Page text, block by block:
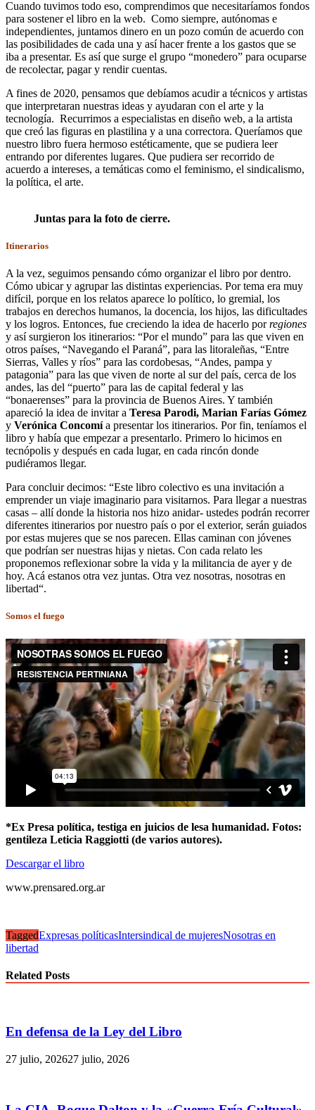
Cuando tuvimos todo eso, comprendimos que necesitaríamos fondos
para sostener el libro en la web. Como siempre, autónomas e
independientes, juntamos dinero en un pozo común de acuerdo con
las posibilidades de cada una y así hacer frente a los gastos que se
iba a presentar. Es así que surge el grupo “monedero” para ocuparse
de recolectar, pagar y rendir cuentas.
A fines de 2020, pensamos que debíamos acudir a técnicos y artistas
que interpretaran nuestras ideas y ayudaran con el arte y la
tecnología. Recurrimos a especialistas en diseño web, a la artista
que creó las figuras en plastilina y a una correctora. Queríamos que
nuestro libro fuera hermoso estéticamente, que se pudiera leer
entrando por diferentes lugares. Que pudiera ser recorrido de
acuerdo a intereses, a temáticas como el feminismo, el sindicalismo,
la política, el arte.
Juntas para la foto de cierre.
Itinerarios
A la vez, seguimos pensando cómo organizar el libro por dentro.
Cómo ubicar y agrupar las distintas experiencias. Por tema era muy
difícil, porque en los relatos aparece lo político, lo gremial, los
trabajos en derechos humanos, la docencia, los hijos, las dificultades
y los logros. Entonces, fue creciendo la idea de hacerlo porregiones
y así surgieron los itinerarios: “Por el mundo” para las que viven en
otros países, “Navegando el Paraná”, para las litoraleñas, “Entre
Sierras, Valles y ríos” para las cordobesas, “Andes, pampa y
patagonia” para las que viven de norte al sur del país, cerca de los
andes, las del “puerto” para las de capital federal y las
“bonaerenses” para la provincia de Buenos Aires. Y también
apareció la idea de invitar a Teresa Parodi, Marian Farías Gómez
y Verónica Concomía presentar los itinerarios. Por fin, teníamos el
libro y había que empezar a presentarlo. Primero lo hicimos en
tecnópolis y después en cada lugar, en cada rincón donde
pudiéramos llegar.
Para concluir decimos: “Este libro colectivo es una invitación a
emprender un viaje imaginario para visitarnos. Para llegar a nuestras
casas – allí donde la historia nos hizo anidar- ustedes podrán recorrer
diferentes itinerarios por nuestro país o por el exterior, serán guiados
por estas mujeres que se nos parecen. Ellas caminan con jóvenes
que podrían ser nuestras hijas y nietas. Con cada relato les
proponemos reflexionar sobre la vida y la militancia de ayer y de
hoy. Acá estanos otra vez juntas. Otra vez nosotras, nosotras en
libertad“.
Somos el fuego
*Ex Presa política, testiga en juicios de lesa humanidad. Fotos:
gentileza Leticia Raggiotti (de varios autores).
Descargar el libro
www.prensared.org.ar
TaggedExpresas políticasIntersindical de mujeresNosotras en
libertad
Related Posts
En defensa de la Ley del Libro
27 julio, 202627 julio, 2026